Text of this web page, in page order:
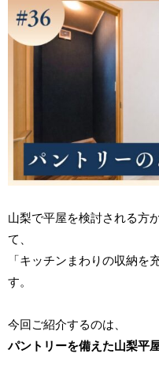
山梨で平屋を検討される方
て、
「キッチンまわりの収納を
す。
今回ご紹介するのは、
パントリーを備えた山梨平